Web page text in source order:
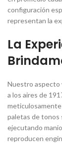
configuración
representan la
La
Nuestro aspecto
a los aires de
paletas de tonos
ejecutando
reproducen